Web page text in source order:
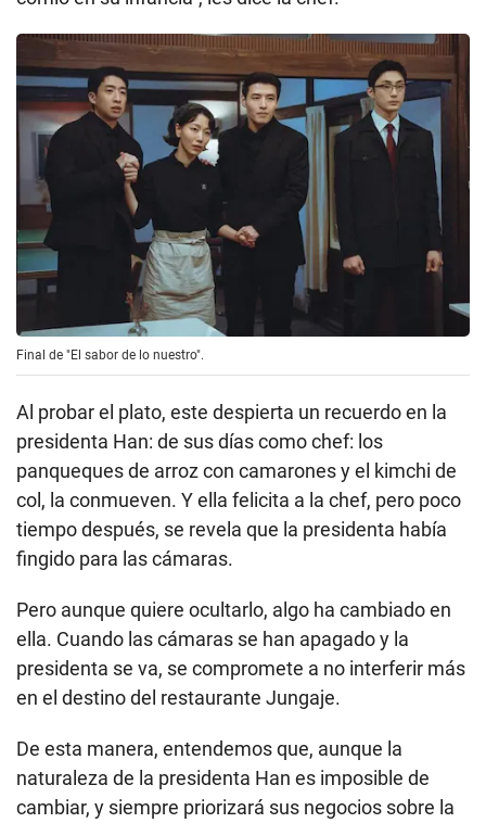
Final de "El sabor de lo nuestro".
Al probar el plato, este despierta un recuerdo en la
presidenta Han: de sus días como chef: los
panqueques de arroz con camarones y el kimchi de
col, la conmueven. Y ella felicita a la chef, pero poco
tiempo después, se revela que la presidenta había
fingido para las cámaras.
Pero aunque quiere ocultarlo, algo ha cambiado en
ella. Cuando las cámaras se han apagado y la
presidenta se va, se compromete a no interferir más
en el destino del restaurante Jungaje.
De esta manera, entendemos que, aunque la
naturaleza de la presidenta Han es imposible de
cambiar, y siempre priorizará sus negocios sobre la